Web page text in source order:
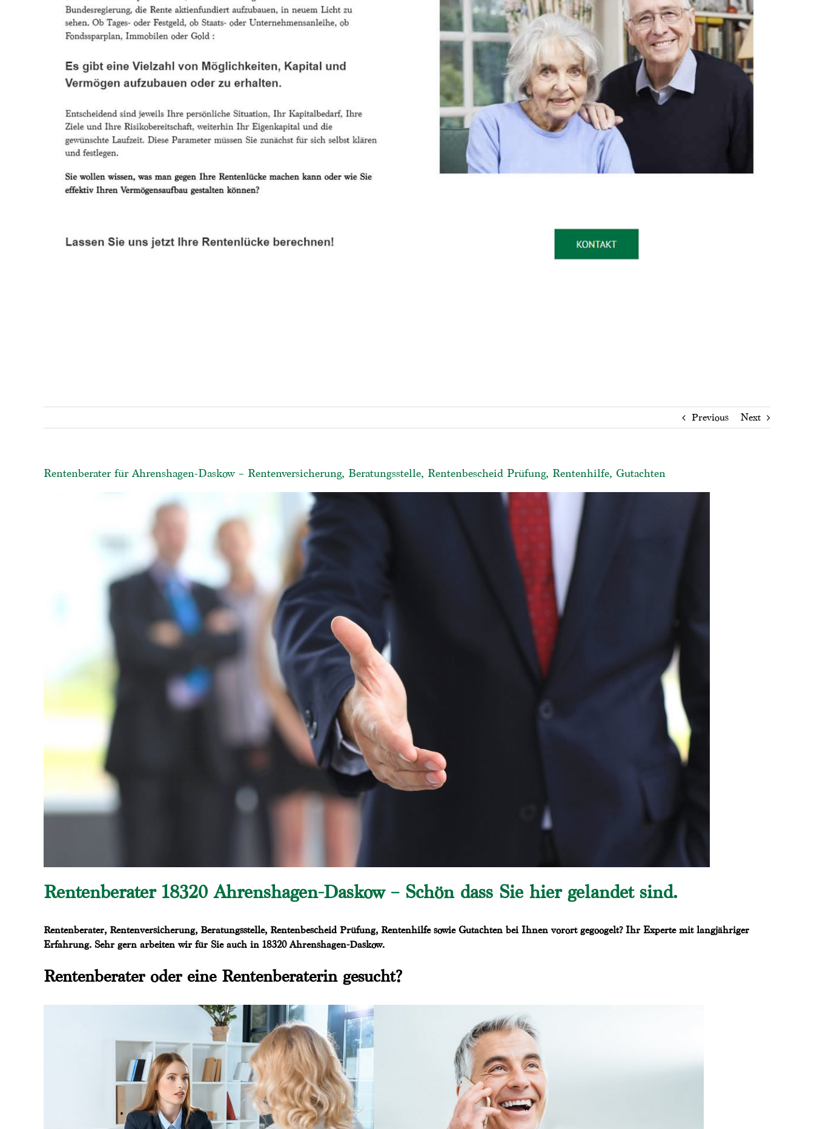
Previous Next
Rentenberater für Ahrenshagen-Daskow – Rentenversicherung, Beratungsstelle, Rentenbescheid Prüfung, Rentenhilfe, Gutachten
Rentenberater 18320 Ahrenshagen-Daskow – Schön dass Sie hier gelandet sind.
Rentenberater, Rentenversicherung, Beratungsstelle, Rentenbescheid Prüfung, Rentenhilfe sowie Gutachten bei Ihnen vorort gegoogelt? Ihr Experte mit langjähriger
Erfahrung. Sehr gern arbeiten wir für Sie auch in 18320 Ahrenshagen-Daskow.
Rentenberater oder eine Rentenberaterin gesucht?